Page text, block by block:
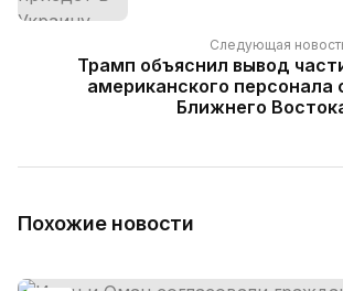
Следующая
Трамп объяснил вывод
американского персонала
Ближнего
Похожие новости